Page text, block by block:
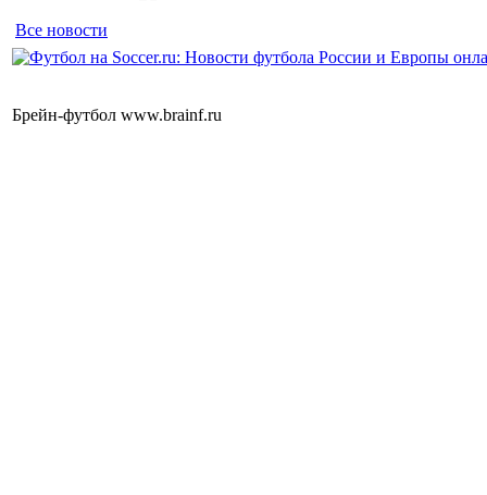
Все новости
Брейн-футбол www.brainf.ru